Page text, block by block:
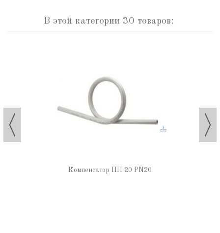
В этой категории 30 товаров:
Компенсатор ПП 20 PN20